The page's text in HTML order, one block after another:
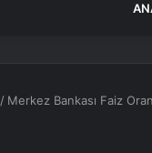
/ Merkez Bankası Faiz